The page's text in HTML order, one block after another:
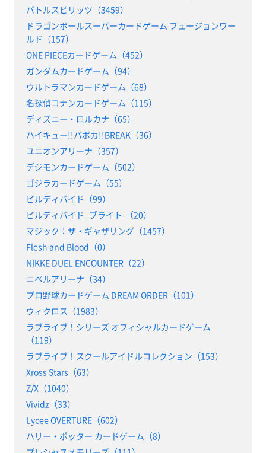
バトルスピリッツ（3459）
ドラゴンボールスーパーカードゲーム フュージョンワー
ルド（157）
ONE PIECEカードゲーム（452）
ガンダムカードゲーム（94）
ウルトラマンカードゲーム（68）
名探偵コナンカードゲーム（115）
ディズニー・ロルカナ（65）
ハイキュー!!バボカ!!BREAK（36）
ユニオンアリーナ（357）
デジモンカードゲーム（502）
ゴジラカードゲーム（55）
ビルディバイド（99）
ビルディバイド -ブライト-（20）
マジック：ザ・ギャザリング（1457）
Flesh and Blood（0）
NIKKE DUEL ENCOUNTER（22）
ニベルアリーナ（34）
プロ野球カードゲーム DREAM ORDER（101）
ウィクロス（1983）
ラブライブ！シリーズ オフィシャルカードゲーム
（119）
ラブライブ！スクールアイドルコレクション（153）
Xross Stars（63）
Z/X（1040）
Vividz（33）
Lycee OVERTURE（602）
ハリー・ポッター カードゲーム（8）